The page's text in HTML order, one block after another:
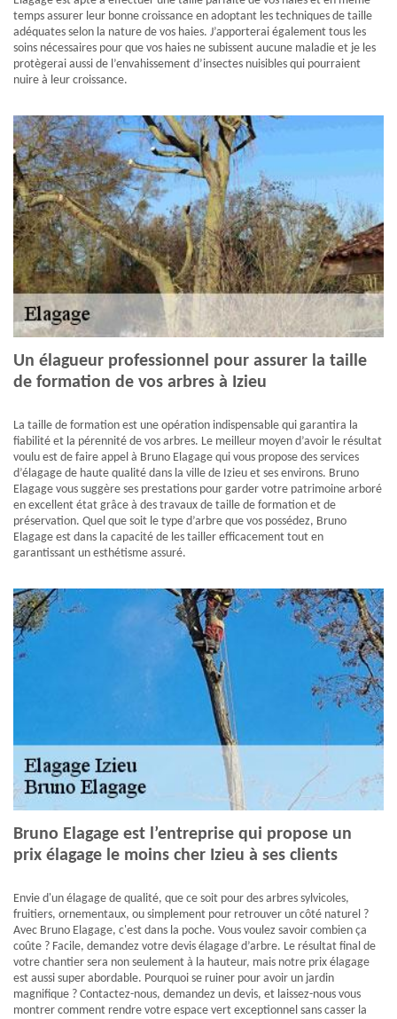
temps assurer leur bonne croissance en adoptant les techniques de taille
adéquates selon la nature de vos haies. J’apporterai également tous les
soins nécessaires pour que vos haies ne subissent aucune maladie et je les
protègerai aussi de l’envahissement d’insectes nuisibles qui pourraient
nuire à leur croissance.
Un élagueur professionnel pour assurer la taille
de formation de vos arbres à Izieu
La taille de formation est une opération indispensable qui garantira la
fiabilité et la pérennité de vos arbres. Le meilleur moyen d’avoir le résultat
voulu est de faire appel à Bruno Elagage qui vous propose des services
d’élagage de haute qualité dans la ville de Izieu et ses environs. Bruno
Elagage vous suggère ses prestations pour garder votre patrimoine arboré
en excellent état grâce à des travaux de taille de formation et de
préservation. Quel que soit le type d’arbre que vos possédez, Bruno
Elagage est dans la capacité de les tailler efficacement tout en
garantissant un esthétisme assuré.
Bruno Elagage est l’entreprise qui propose un
prix élagage le moins cher Izieu à ses clients
Envie d'un élagage de qualité, que ce soit pour des arbres sylvicoles,
fruitiers, ornementaux, ou simplement pour retrouver un côté naturel ?
Avec Bruno Elagage, c'est dans la poche. Vous voulez savoir combien ça
coûte ? Facile, demandez votre devis élagage d’arbre. Le résultat final de
votre chantier sera non seulement à la hauteur, mais notre prix élagage
est aussi super abordable. Pourquoi se ruiner pour avoir un jardin
magnifique ? Contactez-nous, demandez un devis, et laissez-nous vous
montrer comment rendre votre espace vert exceptionnel sans casser la